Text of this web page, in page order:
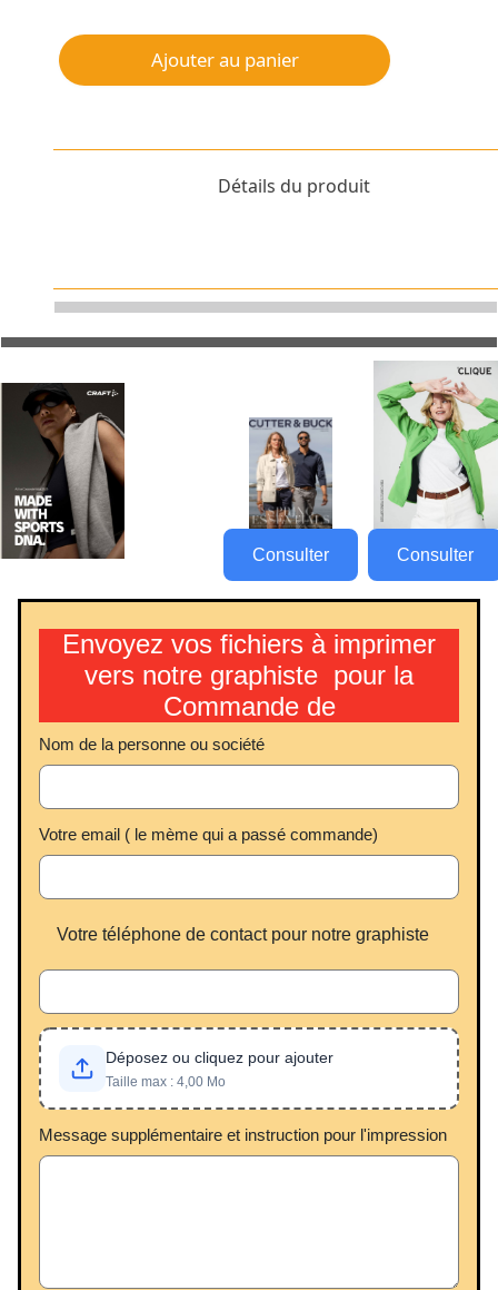
Ajouter au panier
Détails du produit
Consulter Consulter
Envoyez vos fichiers à imprimer
vers notre graphiste pour la
Commande de
Nom de la personne ou société
Votre email ( le mème qui a passé commande)
Votre téléphone de contact pour notre graphiste
Déposez ou cliquez pour ajouter
Taille max : 4,00 Mo
Message supplémentaire et instruction pour l'impression